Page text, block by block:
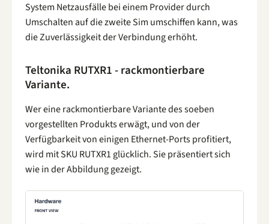
System Netzausfälle bei einem Provider durch
Umschalten auf die zweite Sim umschiffen kann, was
die Zuverlässigkeit der Verbindung erhöht.
Teltonika RUTXR1 - rackmontierbare
Variante.
Wer eine rackmontierbare Variante des soeben
vorgestellten Produkts erwägt, und von der
Verfügbarkeit von einigen Ethernet-Ports profitiert,
wird mit SKU RUTXR1 glücklich. Sie präsentiert sich
wie in der Abbildung gezeigt.